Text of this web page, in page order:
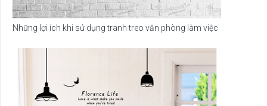
Những lợi ích khi sử dụng tranh treo văn phòng làm việc